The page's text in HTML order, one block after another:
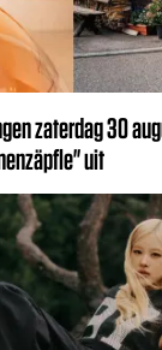
zaterdag 30
uit